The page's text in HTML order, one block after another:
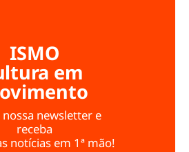
ISMO
em
nossa newsletter e
receba
notícias em 1ª mão!